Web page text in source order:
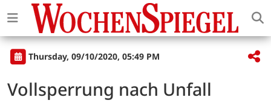
Thursday, 09/10/2020, 05:49 PM
Vollsperrung nach Unfall